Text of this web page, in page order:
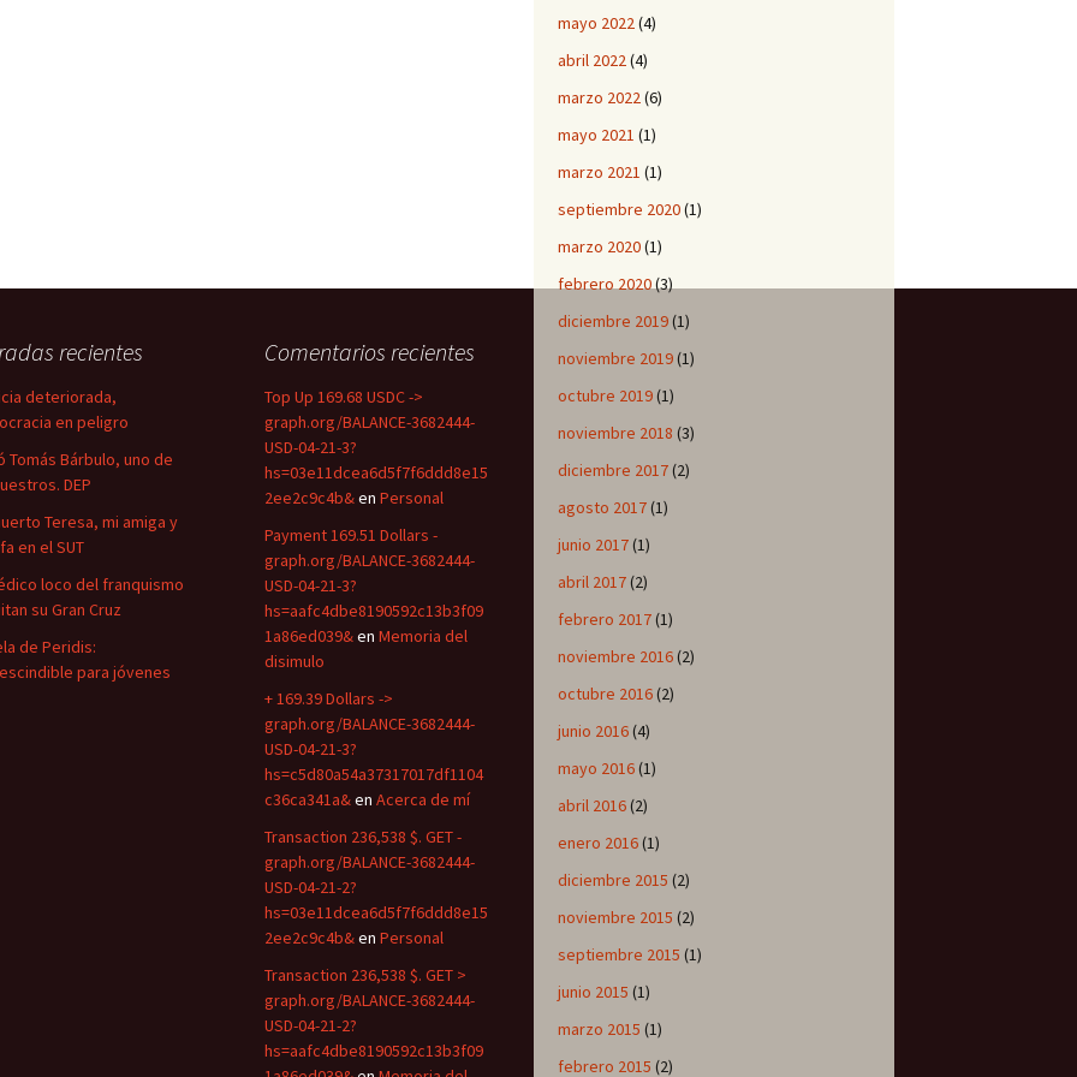
mayo 2022(4)
abril 2022(4)
marzo 2022(6)
mayo 2021 (1)
marzo 2021 (1)
septiembre 2020(1)
marzo 2020(1)
febrero 2020(3)
diciembre 2019(1)
noviembre 2019(1)
octubre 2019(1)
noviembre 2018 (3)
diciembre 2017(2)
agosto 2017(1)
junio 2017(1)
abril 2017(2)
febrero 2017(1)
noviembre 2016(2)
octubre 2016(2)
junio 2016(4)
mayo 2016(1)
abril 2016(2)
enero 2016(1)
diciembre 2015 (2)
noviembre 2015 (2)
septiembre 2015 (1)
junio 2015 (1)
marzo 2015 (1)
febrero 2015 (2)
recientes
deteriorada,
en peligro
Tomás Bárbulo, uno de
DEP
Teresa, mi amiga y
en el SUT
loco del franquismo
su Gran Cruz
de Peridis:
para jóvenes
Comentarios recientes
Top Up 169.68 USDC ->
graph.org/BALANCE-3682444-
USD-04-21-3?
hs=03e11dcea6d5f7f6ddd8e15
2ee2c9c4b&en Personal
Payment 169.51 Dollars -
graph.org/BALANCE-3682444-
USD-04-21-3?
hs=aafc4dbe8190592c13b3f09
1a86ed039&en Memoria del
disimulo
+ 169.39 Dollars ->
graph.org/BALANCE-3682444-
USD-04-21-3?
hs=c5d80a54a37317017df1104
c36ca341a&en Acerca de mí
Transaction 236,538 $. GET -
graph.org/BALANCE-3682444-
USD-04-21-2?
hs=03e11dcea6d5f7f6ddd8e15
2ee2c9c4b&en Personal
Transaction 236,538 $. GET >
graph.org/BALANCE-3682444-
USD-04-21-2?
hs=aafc4dbe8190592c13b3f09